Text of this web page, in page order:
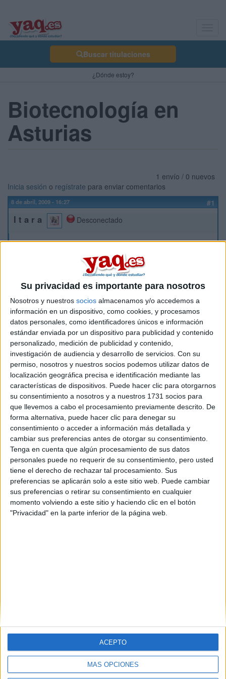
Su privacidad es importante para nosotros
Nosotros y nuestros socios almacenamos y/o accedemos a
información en un dispositivo, como cookies, y procesamos
datos personales, como identificadores únicos e información
estándar enviada por un dispositivo para publicidad y contenido
personalizado, medición de publicidad y contenido,
investigación de audiencia y desarrollo de servicios. Con su
permiso, nosotros y nuestros socios podemos utilizar datos de
localización geográfica precisa e identificación mediante las
características de dispositivos. Puede hacer clic para otorgarnos
su consentimiento a nosotros y a nuestros 1731 socios para
que llevemos a cabo el procesamiento previamente descrito. De
forma alternativa, puede hacer clic para denegar su
consentimiento o acceder a información más detallada y
cambiar sus preferencias antes de otorgar su consentimiento.
Tenga en cuenta que algún procesamiento de sus datos
personales puede no requerir de su consentimiento, pero usted
tiene el derecho de rechazar tal procesamiento. Sus
preferencias se aplicarán solo a este sitio web. Puede cambiar
sus preferencias o retirar su consentimiento en cualquier
momento volviendo a este sitio y haciendo clic en el botón
"Privacidad" en la parte inferior de la página web.
MÁS OPCIONES
ACEPTO
Buscar titulaciones
¿Dónde estoy?
Biotecnología en
Asturias
1 envío / 0 nuevos
Inicia sesión o regístrate para enviar comentarios
8 de abril, 2009 - 16:27 #1
I t a r a Desconectado
Dicen que el año que viene posiblemente pongan
biotecnología en Asturias, lo cierto es que a mi me viene muy
bien porque soy de aquí, además creo que empieza como
titulo de grado; pero me gustaria saber si es recomendable
deberia comenzarla en otro sitio - león era mi opción, y la
verdad que me gusta bastante el plan de estudios de esa
universidad; pero tampoco se si la van a poner como titulo de
grado el año que viene.
Espero que me podais ayudar. muchas gracias^^
Inicio
Etiquetas: La universidad - un mundo